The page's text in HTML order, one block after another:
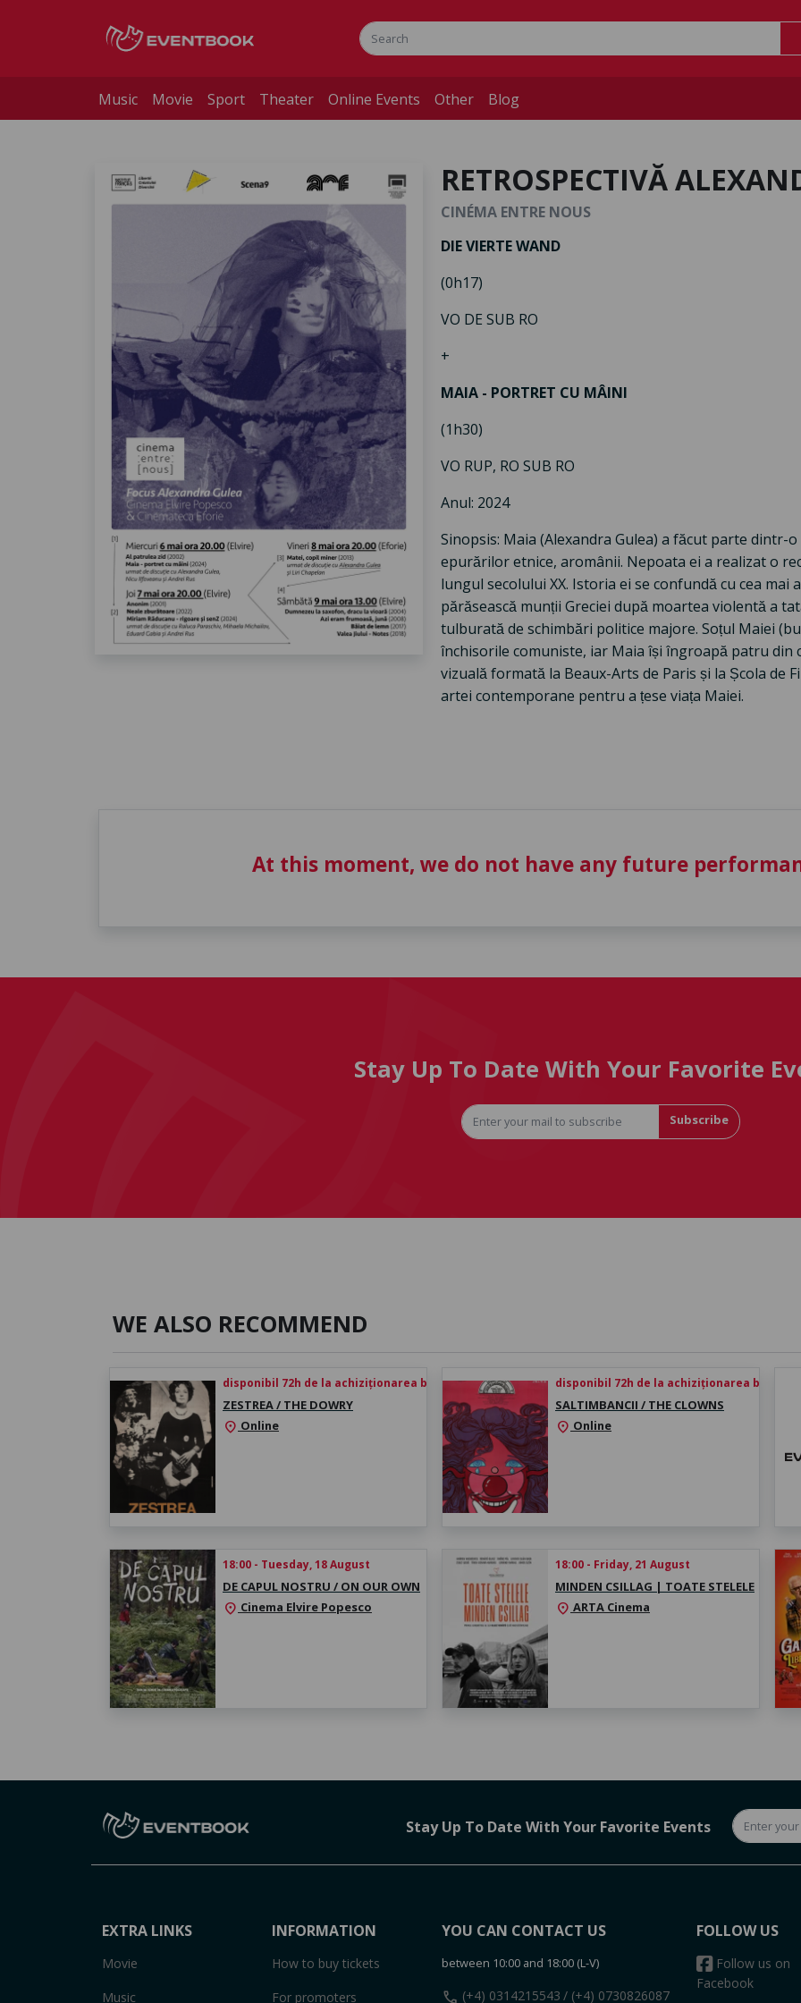
Music Movie Sport Theater Online Events Other Blog
RETROSPECTIVĂ
CINÉMA ENTRE NOUS
DIE VIERTE WAND
(0h17)
VO DE SUB RO
+
MAIA - PORTRET CU MÂINI
(1h30)
VO RUP, RO SUB RO
Anul: 2024
Sinopsis: Maia (Alexandra Gulea) a făcut parte dintr-
epurărilor etnice, aromânii. Nepoata ei a realizat o
lungul secolului XX. Istoria ei se confundă cu cea mai
părăsească munții Greciei după moartea violentă a
tulburată de schimbări politice majore. Soțul Maiei
închisorile comuniste, iar Maia își îngroapă patru din
vizuală formată la Beaux-Arts de Paris și la Școla de
artei contemporane pentru a țese viața Maiei.
At this moment, we do not have any future
Stay Up To Date With Your Favorite
Subscribe
WE ALSO RECOMMEND
disponibil 72h de la achiziționarea biletului
ZESTREA / THE DOWRY
location_on Online
disponibil 72h de la achiziționarea biletului
SALTIMBANCII / THE CLOWNS
location_on Online
18:00 - Tuesday, 18 August
DE CAPUL NOSTRU / ON OUR OWN
location_on Cinema Elvire Popesco
18:00 - Friday, 21 August
MINDEN CSILLAG | TOATE STELELE
location_on ARTA Cinema
Stay Up To Date With Your Favorite Events
EXTRA LINKS
Movie
Music
INFORMATION
How to buy tickets
For promoters
YOU CAN CONTACT US
between 10:00 and 18:00 (L-V)
call (+4) 0314215543 / (+4) 0730826087
FOLLOW US
Follow us on
Facebook